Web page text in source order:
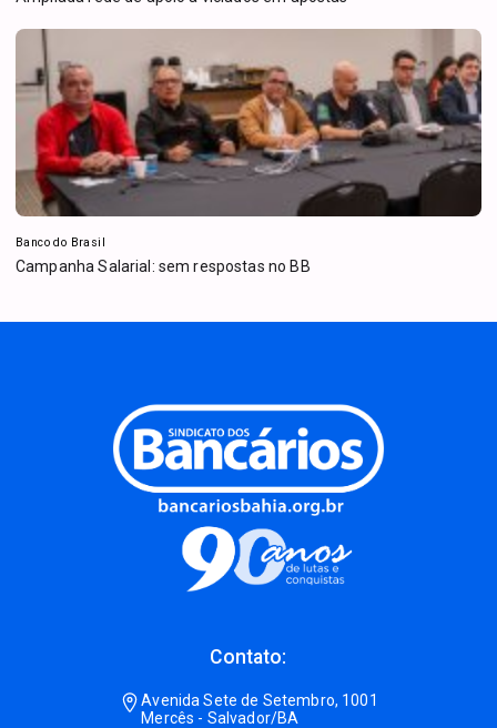
Banco do Brasil
Campanha Salarial: sem respostas no BB
Contato:
Avenida Sete de Setembro, 1001
Mercês - Salvador/BA